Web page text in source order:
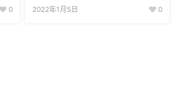
0 2022年1月5日 0